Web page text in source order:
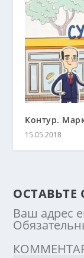
Контур.
15.05.2018
ОСТАВЬТЕ
Ваш адрес